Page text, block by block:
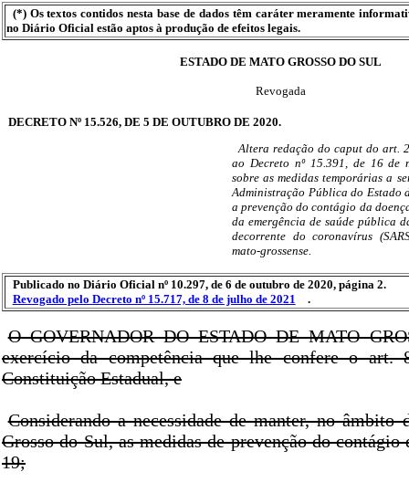
(*) Os textos contidos nesta base de dados têm caráter meramente
no Diário Oficial estão aptos à produção de efeitos legais.
ESTADO DE MATO GROSSO DO SUL
Revogada
DECRETO Nº 15.526, DE 5 DE OUTUBRO DE 2020.
Altera redação do caput do art.
ao Decreto nº 15.391, de 16 de
sobre as medidas temporárias a
Administração Pública do Estado
a prevenção do contágio da
da emergência de saúde pública
decorrente do coronavírus
mato-grossense.
Publicado no Diário Oficial nº 10.297, de 6 de outubro de 2020, página 2.
Revogado pelo Decreto nº 15.717, de 8 de julho de 2021
.
O GOVERNADOR DO ESTADO DE MATO
exercício da competência que lhe confere o
Constituição Estadual, e
Considerando a necessidade de manter, no âmbito
Grosso do Sul, as medidas de prevenção do
19;